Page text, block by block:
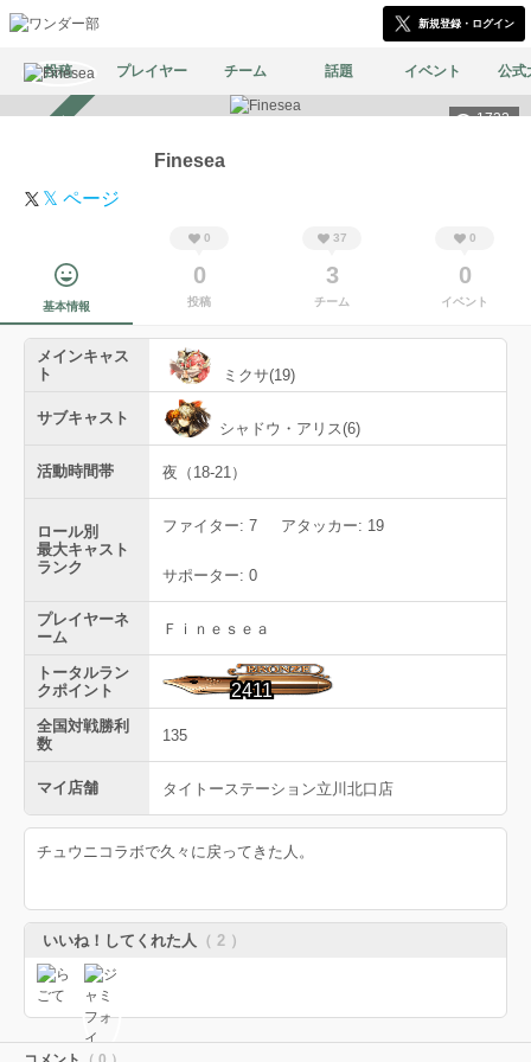
新規登録・ログイン
投稿 プレイヤー チーム 話題 イベント 公式
1732
Finesea
𝕏 ページ
基本情報
0
0
投稿
37
3
チーム
0
0
イベント
メインキャス
ト
ミクサ(19)
サブキャスト
シャドウ・アリス(6)
活動時間帯 夜（18-21）
ロール別
最大キャスト
ランク
ファイター: 7 アタッカー: 19
サポーター: 0
プレイヤーネ
ーム
Ｆｉｎｅｓｅａ
トータルラン
クポイント
2411
全国対戦勝利
数
135
マイ店舗 タイトーステーション立川北口店
チュウニコラボで久々に戻ってきた人。
いいね！してくれた人 （ 2 ）